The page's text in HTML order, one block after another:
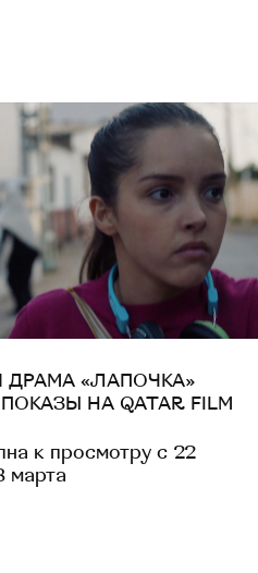
«ЛАПОЧКА»
НА QATAR FILM
к просмотру с 22
марта